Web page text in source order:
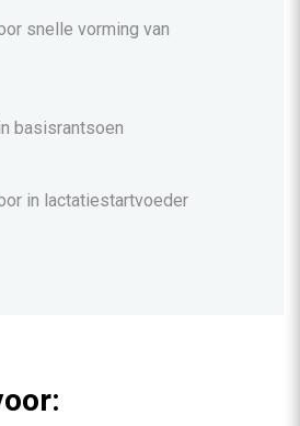
snelle vorming van
basisrantsoen
in lactatiestartvoeder